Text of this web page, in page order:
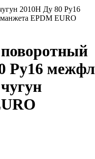
2010H Ду 80 Ру16
EPDM EURO
Ру16 межфл